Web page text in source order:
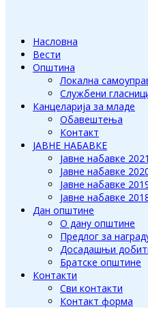
Насловна
Вести
Општина
Локална
Службени
Канцеларија за младе
Обавештења
Контакт
ЈАВНЕ НАБАВКЕ
Јавне набавке 2021
Јавне набавке
Јавне набавке
Јавне набавке
Дан општине
О дану општине
Предлог за
Досадашњи
Братске општине
Контакти
Сви контакти
Контакт форма